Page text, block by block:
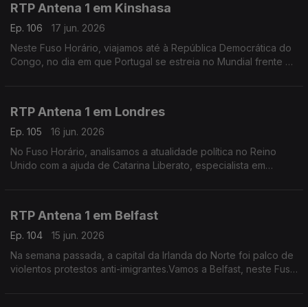
RTP Antena 1 em Kinshasa
Ep. 106
17 jun. 2026
Neste Fuso Horário, viajamos até à República Democrática do
Congo, no dia em que Portugal se estreia no Mundial frente à
RTP Antena 1 em Londres
Ep. 105
16 jun. 2026
No Fuso Horário, analisamos a atualidade política no Reino
Unido com a ajuda de Catarina Liberato, especialista em
RTP Antena 1 em Belfast
Ep. 104
15 jun. 2026
Na semana passada, a capital da Irlanda do Norte foi palco de
violentos protestos anti-imigrantes.Vamos a Belfast, neste Fuso